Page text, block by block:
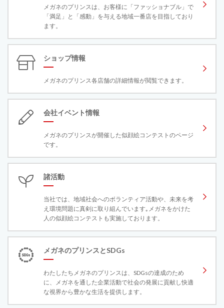
メガネのプリンスは、お客様に「ファッショナブル」で
「満足」と「感動」を与える地域一番店を目指しており
ます。
ショップ情報
メガネのプリンス各店舗の詳細情報が閲覧できます。
会社イベント情報
メガネのプリンスが開催した似顔絵コンテストのページ
です。
諸活動
当社では、地域社会へのボランティア活動や、未来を考
え環境問題に真剣に取り組んでいます｡メガネをかけた
人の似顔絵コンテストも実施しております。
メガネのプリンスとSDGs
わたしたちメガネのプリンスは、SDGsの達成のため
に、メガネを通した企業活動で社会の発展に貢献し快適
な視界から豊かな生活を提供します。